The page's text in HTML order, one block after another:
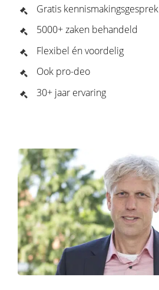
Gratis kennismakingsgesprek
5000+ zaken behandeld
Flexibel én voordelig
Ook pro-deo
30+ jaar ervaring